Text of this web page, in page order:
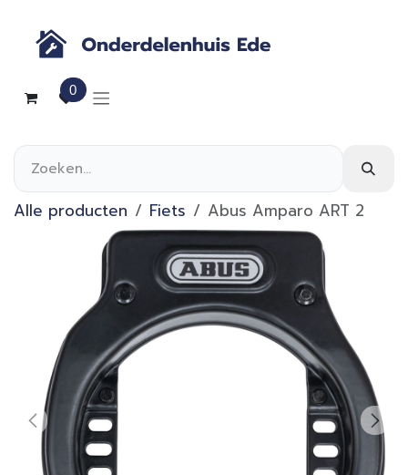
0
Alle producten Fiets Abus Amparo ART 2